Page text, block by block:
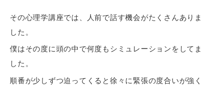
その心理学講座では、人前で話す機会がたくさんありま
した。
僕はその度に頭の中で何度もシミュレーションをしてま
した。
順番が少しずつ迫ってくると徐々に緊張の度合いが強く